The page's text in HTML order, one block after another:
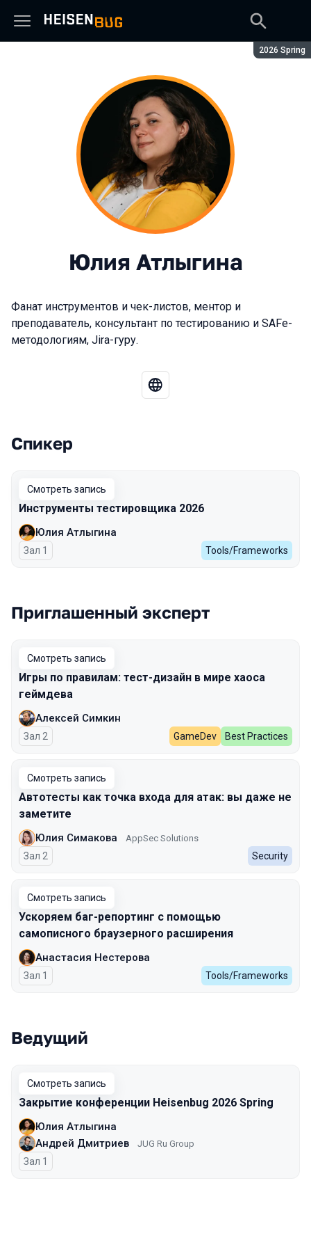
Сезон:
2026 Spring
Юлия Атлыгина
Фанат инструментов и чек-листов, ментор и
преподаватель, консультант по тестированию и SAFe-
методологиям, Jira-гуру.
Выступления в сезоне 2026 Spring
Спикер
Смотреть запись
Инструменты тестировщика 2026
Юлия Атлыгина
Зал 1 Tools/Frameworks
Приглашенный эксперт
Смотреть запись
Игры по правилам: тест-дизайн в мире хаоса
геймдева
Алексей Симкин
Зал 2 GameDev Best Practices
Смотреть запись
Автотесты как точка входа для атак: вы даже не
заметите
Юлия Симакова AppSec Solutions
Зал 2 Security
Смотреть запись
Ускоряем баг-репортинг с помощью
самописного браузерного расширения
Анастасия Нестерова
Зал 1 Tools/Frameworks
Ведущий
Смотреть запись
Закрытие конференции Heisenbug 2026 Spring
Юлия Атлыгина
Андрей Дмитриев
JUG Ru Group
Зал 1